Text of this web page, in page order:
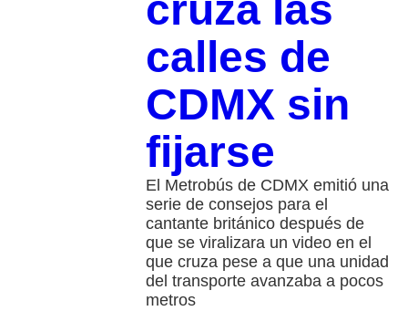
cruza las
calles de
CDMX sin
fijarse
El Metrobús de CDMX emitió una
serie de consejos para el
cantante británico después de
que se viralizara un video en el
que cruza pese a que una unidad
del transporte avanzaba a pocos
metros